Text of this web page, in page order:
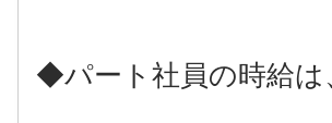
◆パート社員の時給は